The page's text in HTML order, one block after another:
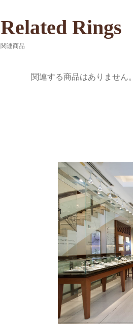
Related Rings
関連商品
関連する商品はありません。